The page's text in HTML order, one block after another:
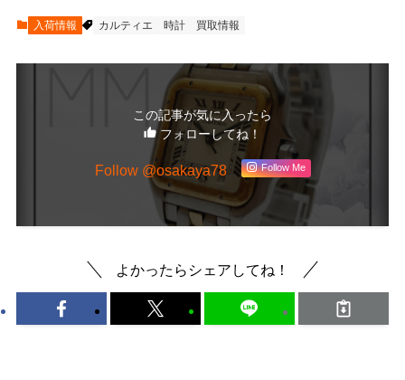
入荷情報 カルティエ 時計 買取情報
この記事が気に入ったら
フォローしてね！
Follow Me
よかったらシェアしてね！